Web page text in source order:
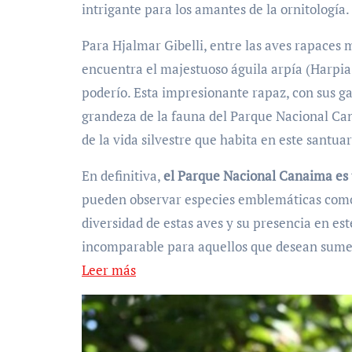
intrigante para los amantes de la ornitología.
Para Hjalmar Gibelli, entre las aves rapaces
encuentra el majestuoso águila arpía
poderío. Esta impresionante rapaz, con sus
grandeza de la fauna del Parque Nacional
de la vida silvestre que habita en este
En definitiva,el Parque Nacional Canaima
pueden observar especies emblemáticas
diversidad de estas aves y su presencia en
incomparable para aquellos que desean
Leer más